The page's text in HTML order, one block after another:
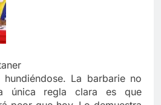
hundiéndose. La barbarie no
única regla clara es que